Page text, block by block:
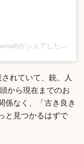
Vermont Antique Mall(@vermontantiquemall)がシェアした投稿
れていて、銃、人
から現在までのお
係なく、「古き良き
と見つかるはずで